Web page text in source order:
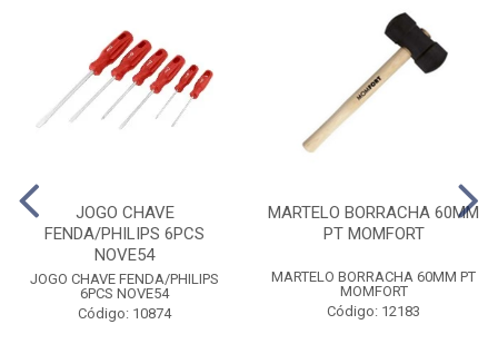
JOGO CHAVE
FENDA/PHILIPS 6PCS
NOVE54
JOGO CHAVE FENDA/PHILIPS
6PCS NOVE54
Código: 10874
MARTELO BORRACHA 60MM
PT MOMFORT
MARTELO BORRACHA 60MM PT
MOMFORT
Código: 12183